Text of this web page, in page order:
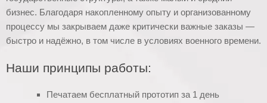
бизнес. Благодаря накопленному опыту и организованному
процессу мы закрываем даже критически важные заказы —
быстро и надёжно, в том числе в условиях военного времени.
Наши принципы работы:
Печатаем бесплатный прототип за 1 день